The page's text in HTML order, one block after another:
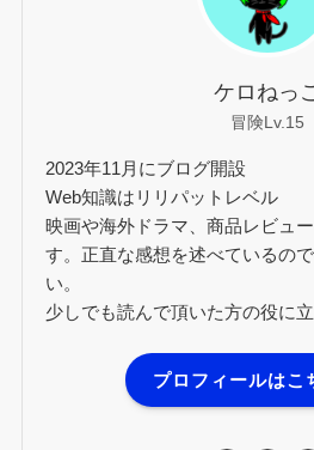
ケロねっ
冒険Lv.15
2023年11月にブログ開設
Web知識はリリパットレベル
映画や海外ドラマ、商品レビュ
す。正直な感想を述べているの
い。
少しでも読んで頂いた方の役に
プロフィールはこ